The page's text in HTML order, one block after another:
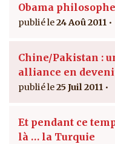
Obama philosophe
24 Aoû 2011
Chine/Pakistan :
alliance en
25 Juil 2011
Et pendant ce
là … la Turquie